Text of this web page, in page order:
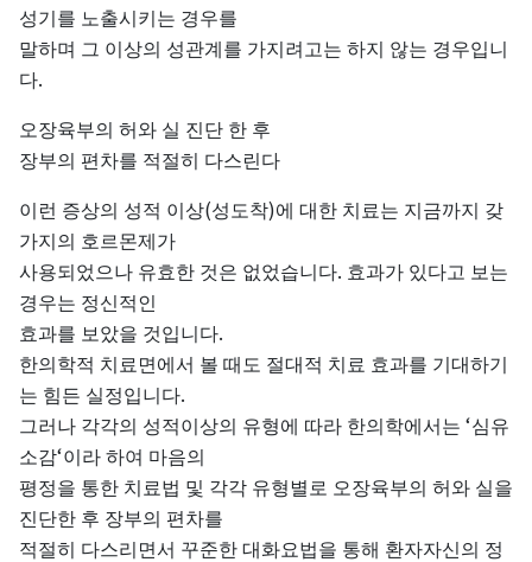
성기를 노출시키는 경우를
말하며 그 이상의 성관계를 가지려고는 하지 않는 경우입니
다.
오장육부의 허와 실 진단 한 후
장부의 편차를 적절히 다스린다
이런 증상의 성적 이상(성도착)에 대한 치료는 지금까지
갖
가지의 호르몬제가
사용되었으나 유효한 것은 없었습니다. 효과가 있다고 보는
경우는 정신적인
효과를 보았을 것입니다.
한의학적 치료면에서 볼 때도 절대적 치료 효과를 기대하기
는 힘든 실정입니다.
그러나 각각의 성적이상의 유형에 따라 한의학에서는 ‘심유
소감‘이라 하여 마음의
평정을 통한 치료법 및 각각 유형별로 오장육부의 허와 실을
진단한 후 장부의 편차를
적절히 다스리면서 꾸준한 대화요법을 통해 환자자신의 정